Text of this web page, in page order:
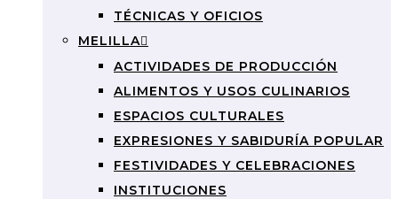
TÉCNICAS Y OFICIOS
MELILLA
ACTIVIDADES DE PRODUCCIÓN
ALIMENTOS Y USOS CULINARIOS
ESPACIOS CULTURALES
EXPRESIONES Y SABIDURÍA POPULAR
FESTIVIDADES Y CELEBRACIONES
INSTITUCIONES